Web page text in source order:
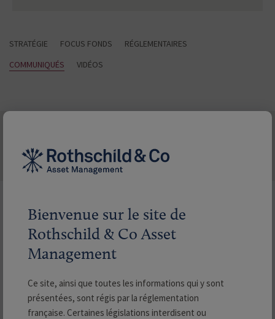
STRATÉGIE FOCUS FONDS
RÉGLEMENTAIRES
COMMUNIQUÉS
VIDÉOS
Rechercher les actualités
Filtrer par
Communiqués
Bienvenue sur le site de
Rothschild & Co Asset
Management
Ce site, ainsi que toutes les informations qui y sont
présentées, sont régis par la réglementation
française. Certaines législations interdisent ou